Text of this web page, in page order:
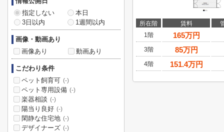
所在階 賃料
1階
165万円
3階 85万円
4階 151.4万円
指定しない
本日
3日以内
1週間以内
画像・動画あり
画像あり
動画あり
こだわり条件
ペット飼育可 (-)
ペット専用設備 (-)
楽器相談 (-)
陽当り良好 (-)
閑静な住宅地 (-)
デザイナーズ (-)